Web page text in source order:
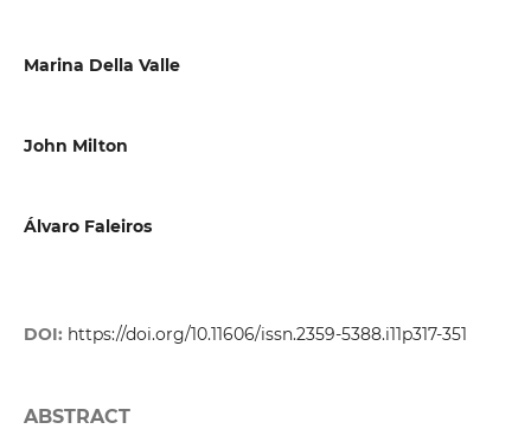
Marina Della Valle
John Milton
Álvaro Faleiros
DOI: https://doi.org/10.11606/issn.2359-5388.i11p317-351
ABSTRACT